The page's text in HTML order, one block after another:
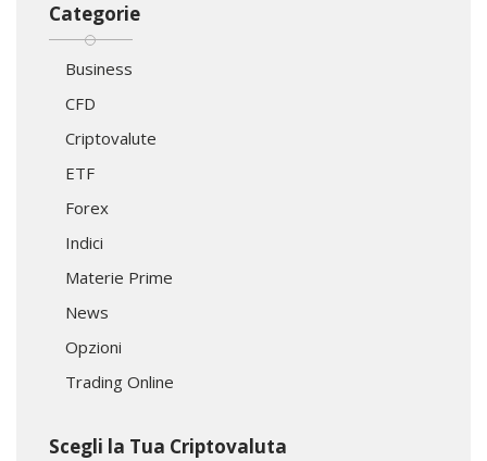
Categorie
Business
CFD
Criptovalute
ETF
Forex
Indici
Materie Prime
News
Opzioni
Trading Online
Scegli la Tua Criptovaluta